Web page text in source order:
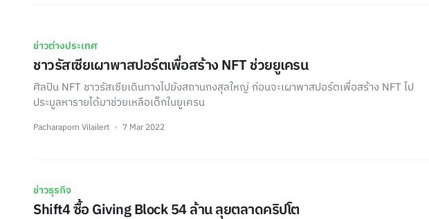
ข่าวต่างประเทศ
ชาวรัสเซียเผาพาสปอร์ตเพื่อสร้าง NFT ช่วยยูเครน
ศิลปิน NFT ชาวรัสเซียเดินทางไปยังสถานกงสุลใหญ่ ก่อนจะเผาพาสปอร์ตเพื่อสร้าง NFT ไป
ประมูลหารายได้มาช่วยเหลือเด็กในยูเครน
Pacharaporn Vilailert 7 Mar 2022
ข่าวธุรกิจ
Shift4 ซื้อ Giving Block 54 ล้าน ลุยตลาดคริปโต